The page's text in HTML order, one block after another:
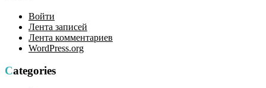
Войти
Лента записей
Лента комментариев
WordPress.org
Categories